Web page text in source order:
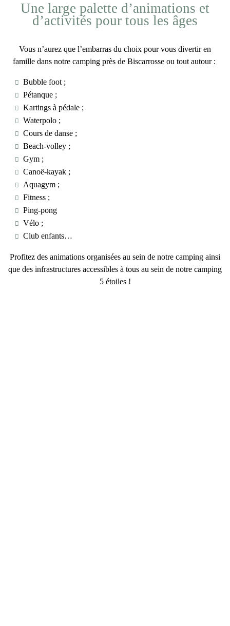
Une large palette d’animations et
d’activités pour tous les âges
Vous n’aurez que l’embarras du choix pourvous divertir en
familledans notre camping près de Biscarrosse ou tout autour :
Bubble foot ;
Pétanque ;
Kartings à pédale ;
Waterpolo ;
Cours de danse ;
Beach-volley ;
Gym ;
Canoë-kayak ;
Aquagym ;
Fitness ;
Ping-pong
Vélo ;
Club enfants…
Profitez des animations organisées au sein de notre camping ainsi
que des infrastructures accessibles à tous au sein de notre camping
5 étoiles !